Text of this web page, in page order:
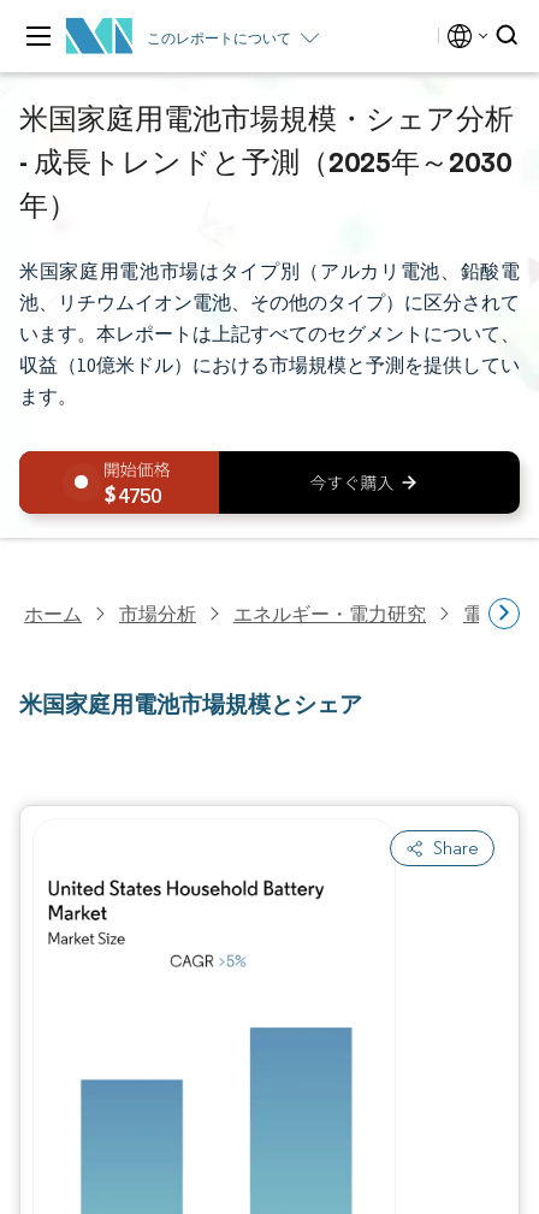
このレポートについて
米国家庭用電池市場規模・シェア分析
- 成長トレンドと予測（2025年～2030
年）
米国家庭用電池市場はタイプ別（アルカリ電池、鉛酸電
池、リチウムイオン電池、その他のタイプ）に区分されて
います。本レポートは上記すべてのセグメントについて、
収益（10億米ドル）における市場規模と予測を提供してい
ます。
4750
ホーム 市場分析 エネルギー・電力研究 電池研究
米国家庭用電池市場規模とシェア
Share